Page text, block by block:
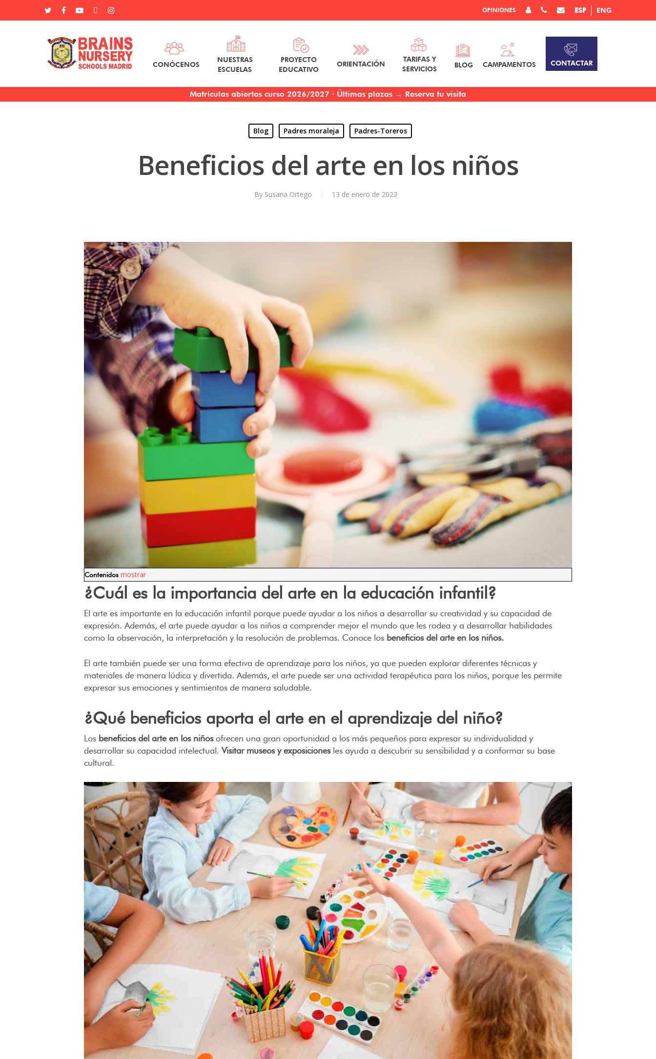
Matrículas abiertas curso 2026/2027 · Últimas plazas → Reserva tu visita
OPINIONES ESP ENG
CONÓCENOS
NUESTRAS
ESCUELAS
PROYECTO
EDUCATIVO
ORIENTACIÓN
TARIFAS Y
SERVICIOS
BLOG CAMPAMENTOS CONTACTAR
Blog Padres moraleja Padres-Toreros
Beneficios del arte en los niños
By Susana Ortego 13 de enero de 2023
Contenidos mostrar
¿Cuál es la importancia del arte en la educación infantil?
El arte es importante en la educación infantil porque puede ayudar a los niños a desarrollar su creatividad y su capacidad de
expresión. Además, el arte puede ayudar a los niños a comprender mejor el mundo que les rodea y a desarrollar habilidades
como la observación, la interpretación y la resolución de problemas. Conoce los beneficios del arte en los niños.
El arte también puede ser una forma efectiva de aprendizaje para los niños, ya que pueden explorar diferentes técnicas y
materiales de manera lúdica y divertida. Además, el arte puede ser una actividad terapéutica para los niños, porque les permite
expresar sus emociones y sentimientos de manera saludable.
¿Qué beneficios aporta el arte en el aprendizaje del niño?
Los beneficios del arte en los niñosofrecen una gran oportunidad a los más pequeños para expresar su individualidad y
desarrollar su capacidad intelectual.Visitar museos y exposicionesles ayuda a descubrir su sensibilidad y a conformar su base
cultural.